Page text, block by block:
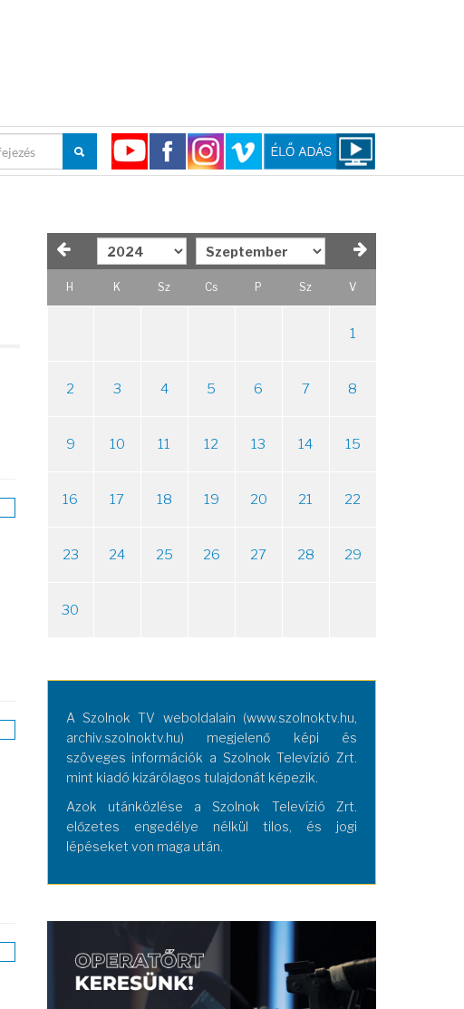
H K Sz Cs P Sz V
1
2 3 4 5 6 7 8
9 10 11 12 13 14 15
16 17 18 19 20 21 22
23 24 25 26 27 28 29
30
A Szolnok TV weboldalain (www.szolnoktv.hu,
archiv.szolnoktv.hu) megjelenő képi és
szöveges információk a Szolnok Televízió Zrt.
mint kiadó kizárólagos tulajdonát képezik.
Azok utánközlése a Szolnok Televízió Zrt.
előzetes engedélye nélkül tilos, és jogi
lépéseket von maga után.